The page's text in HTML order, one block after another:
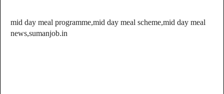
mid day meal programme,mid day meal scheme,mid day meal
news,sumanjob.in